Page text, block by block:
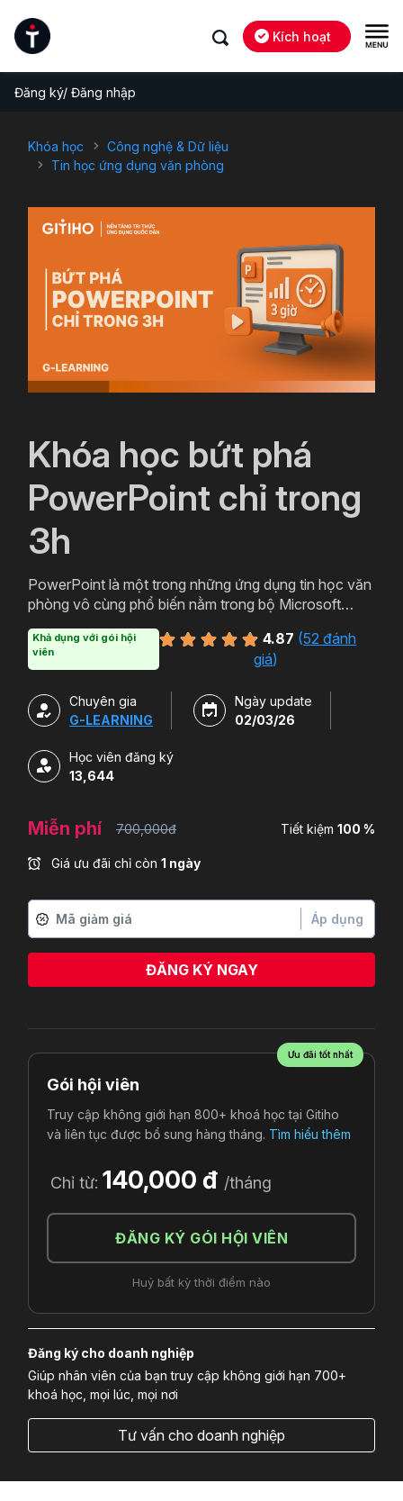
Kích hoạt
Đăng ký/ Đăng nhập
Khóa học
Công nghệ & Dữ liệu
Tin học ứng dụng văn phòng
Khóa học bứt phá
PowerPoint chỉ trong
3h
PowerPoint là một trong những ứng dụng tin học văn
phòng vô cùng phổ biến nằm trong bộ Microsoft
định dạng và kiểu khác nhau tạo sự hấp dẫn cho
slide. Tham gia khóa học sẽ giúp bạn tạo ra các bản
một cách hấp dẫn và sinh động hơn. Chỉ với hơn 3h
học powerpoint miễn phí cùng Gitiho bạn sẽ có thể
học.
Khả dụng với gói hội
viên
4.87 (52 đánh
giá)
Chuyên gia
G-LEARNING
Ngày update
02/03/26
Học viên đăng ký
13,644
Miễn phí 700,000đ Tiết kiệm 100 %
Giá ưu đãi chỉ còn 1 ngày
Áp dụng
ĐĂNG KÝ NGAY
Ưu đãi tốt nhất
Gói hội viên
Truy cập không giới hạn 800+ khoá học tại Gitiho
và liên tục được bổ sung hàng tháng. Tìm hiểu thêm
Chỉ từ: 140,000 đ /tháng
ĐĂNG KÝ GÓI HỘI VIÊN
Huỷ bất kỳ thời điểm nào
Đăng ký cho doanh nghiệp
Giúp nhân viên của bạn truy cập không giới hạn 700+
khoá học, mọi lúc, mọi nơi
Tư vấn cho doanh nghiệp